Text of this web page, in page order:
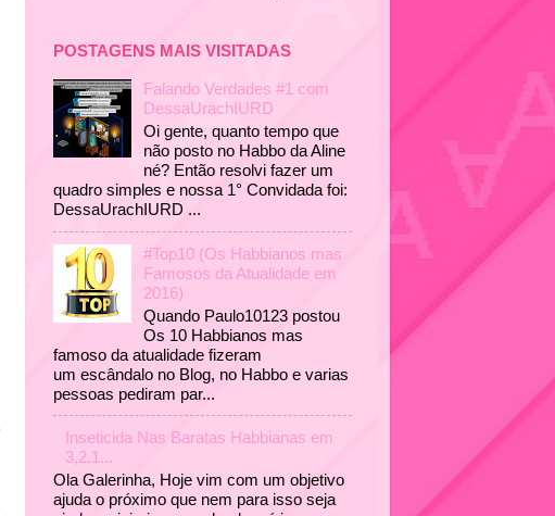
POSTAGENS MAIS VISITADAS
Falando Verdades #1 com
DessaUrachIURD
Oi gente, quanto tempo que
não posto no Habbo da Aline
né? Então resolvi fazer um
quadro simples e nossa 1° Convidada foi:
DessaUrachIURD ...
#Top10 (Os Habbianos mas
Famosos da Atualidade em
2016)
Quando Paulo10123 postou
Os 10 Habbianos mas
famoso da atualidade fizeram
um escândalo no Blog, no Habbo e varias
pessoas pediram par...
Inseticida Nas Baratas Habbianas em
3,2,1...
Ola Galerinha, Hoje vim com um objetivo
ajuda o próximo que nem para isso seja